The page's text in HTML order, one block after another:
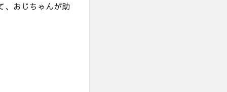
、おじちゃんが助